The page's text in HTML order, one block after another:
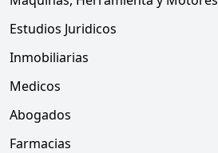
Estudios Juridicos
Inmobiliarias
Medicos
Abogados
Farmacias